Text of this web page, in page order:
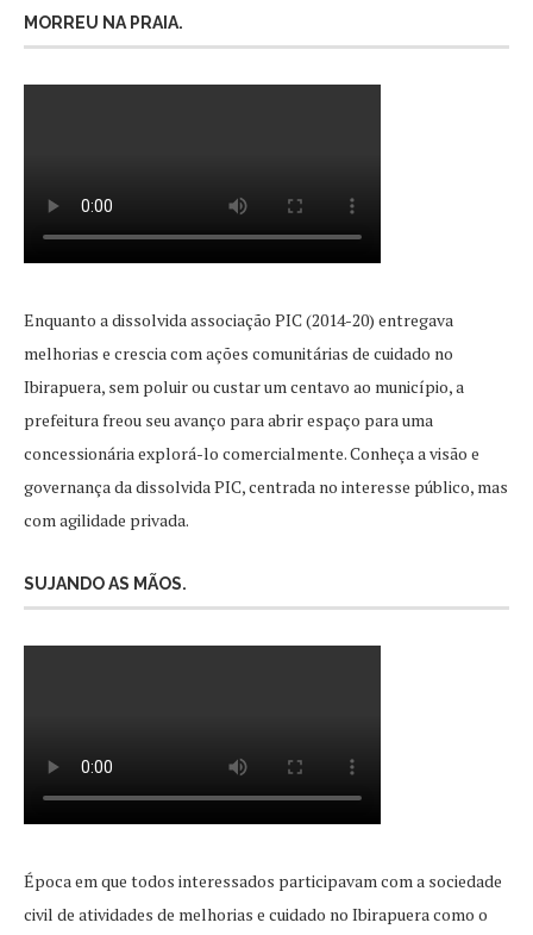
MORREU NA PRAIA.
Enquanto a dissolvida associação PIC (2014-20) entregava
melhorias e crescia com ações comunitárias de cuidado no
Ibirapuera, sem poluir ou custar um centavo ao município, a
prefeitura freou seu avanço para abrir espaço para uma
concessionária explorá-lo comercialmente. Conheça a visão e
governança da dissolvida PIC, centrada no interesse público, mas
com agilidade privada.
SUJANDO AS MÃOS.
Época em que todos interessados participavam com a sociedade
civil de atividades de melhorias e cuidado no Ibirapuera como o